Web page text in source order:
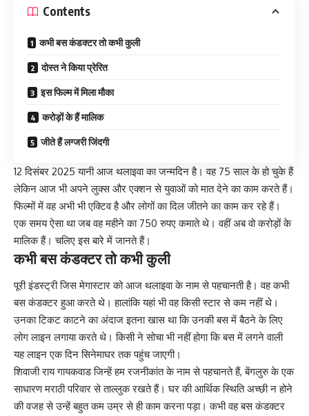
Contents
कभी बस कंडक्टर तो कभी कुली
दोस्त ने किया प्रेरित
इस फिल्म में मिला मौका
करोड़ों के हैं मालिक
जीते हैं लग्जरी जिंदगी
12 दिसंबर 2025 यानी आज थलाइवा का जन्मदिन है। वह 75 साल के हो चुके हैं
लेकिन आज भी अपने लुक्स और एक्शन से युवाओं को मात देने का काम करते हैं।
फिल्मों में वह अभी भी एक्टिव है और लोगों का दिल जीतने का काम कर रहे हैं।
एक समय ऐसा था जब वह महीने का 750 रुपए कमाते थे। वहीं अब वो करोड़ों के
मालिक हैं। चलिए इस बारे में जानते हैं।
कभी बस कंडक्टर तो कभी कुली
पूरी इंडस्ट्री जिस मेगास्टार को आज थलाइवा के नाम से पहचानती है। वह कभी
बस कंडक्टर हुआ करते थे। हालांकि यहां भी वह किसी स्टार से कम नहीं थे।
उनका टिकट काटने का अंदाज इतना खास था कि उनकी बस में बैठने के लिए
लोग लाइन लगाया करते थे। किसी ने सोचा भी नहीं होगा कि बस में लगने वाली
यह लाइन एक दिन सिनेमाघर तक पहुंच जाएगी।
शिवाजी राय गायकवाड जिन्हें हम रजनीकांत के नाम से पहचानते हैं, बेंगलुरु के एक
साधारण मराठी परिवार से ताल्लुक रखते हैं। घर की आर्थिक स्थिति अच्छी न होने
की वजह से उन्हें बहुत कम उम्र से ही काम करना पड़ा। कभी वह बस कंडक्टर